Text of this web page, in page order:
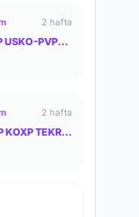
2 hafta
-- FLAMEBOT KOXP USKO-PVP-STEAM GEÇERLİ PRİVETE KOXP--
2 hafta
ZEDBOT USKO-PVP KOXP TEKRAR SİZLERLE!